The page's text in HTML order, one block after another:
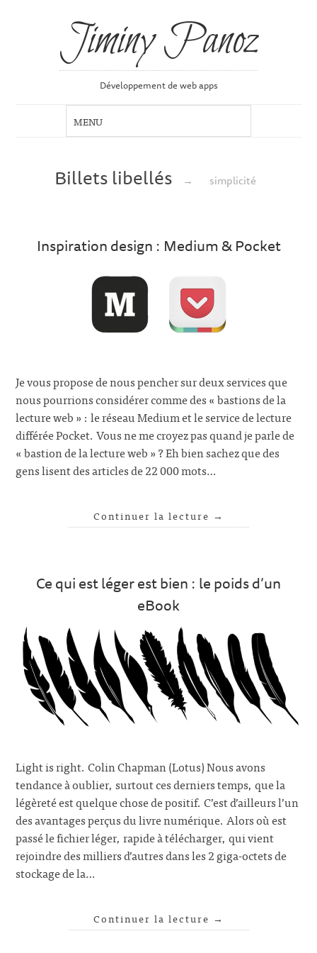
Jiminy Panoz
Développement de web apps
Billets libellés → simplicité
Inspiration design : Medium & Pocket
Je vous propose de nous pencher sur deux services que
nous pourrions considérer comme des « bastions de la
lecture web » : le réseau Medium et le service de lecture
différée Pocket. Vous ne me croyez pas quand je parle de
« bastion de la lecture web » ? Eh bien sachez que des
gens lisent des articles de 22 000 mots…
Continuer la lecture →
Ce qui est léger est bien : le poids d’un
eBook
Light is right. Colin Chapman (Lotus) Nous avons
tendance à oublier, surtout ces derniers temps, que la
légèreté est quelque chose de positif. C’est d’ailleurs l’un
des avantages perçus du livre numérique. Alors où est
passé le fichier léger, rapide à télécharger, qui vient
rejoindre des milliers d’autres dans les 2 giga-octets de
stockage de la…
Continuer la lecture →